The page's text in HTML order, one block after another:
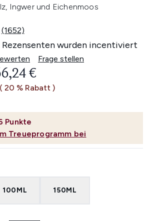
Ingwer und Eichenmoos
1652
Bewertungen
lesen.
Link
auf
derselben
Seite.
(1652)
Rezensenten wurden incentiviert
Frage stellen
Punkte
Treueprogramm bei
PREIS:
€
( 20 % Rabatt )
100ML 150ML